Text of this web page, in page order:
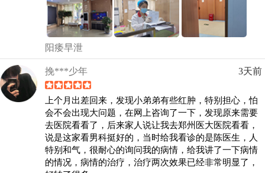
阳痿早泄
挽***少年 3天前
上个月出差回来，发现小弟弟有些红肿，特别担心，怕
会不会出现大问题，在网上咨询了一下，发现原来需要
去医院看看了，后来家人说让我去郑州医大医院看看，
说是这家看男科挺好的，当时给我看诊的是陈医生，人
特别和气，很耐心的询问我的病情，给我讲了一下病情
的情况，病情的治疗，治疗两次效果已经非常明显了，